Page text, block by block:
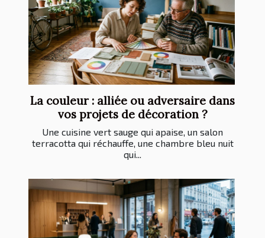
La couleur : alliée ou adversaire dans
vos projets de décoration ?
Une cuisine vert sauge qui apaise, un salon
terracotta qui réchauffe, une chambre bleu nuit
qui...